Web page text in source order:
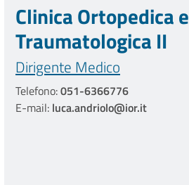
Clinica Ortopedica e
Traumatologica II
Dirigente Medico
Telefono:051-6366776
E-mail: luca.andriolo@ior.it